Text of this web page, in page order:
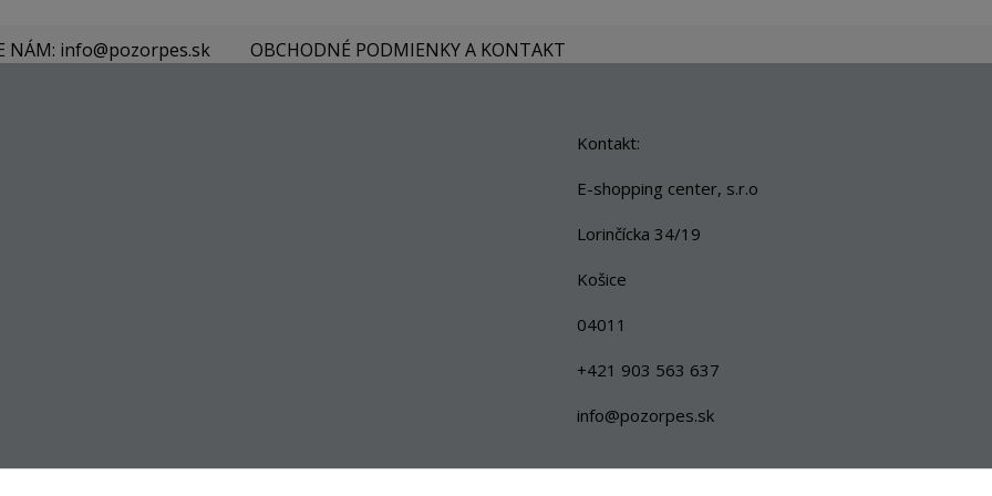
NÁM: info@pozorpes.sk OBCHODNÉ PODMIENKY A KONTAKT
Kontakt:
E-shopping center, s.r.o
Lorinčícka 34/19
Košice
04011
+421 903 563 637
info@pozorpes.sk